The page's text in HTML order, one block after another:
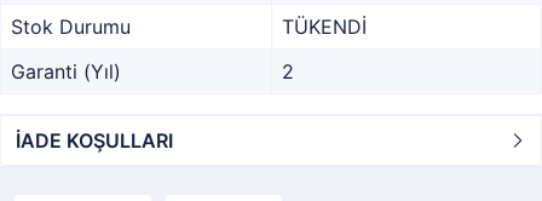
Stok Durumu
TÜKENDİ
Garanti (Yıl)
2
İADE KOŞULLARI